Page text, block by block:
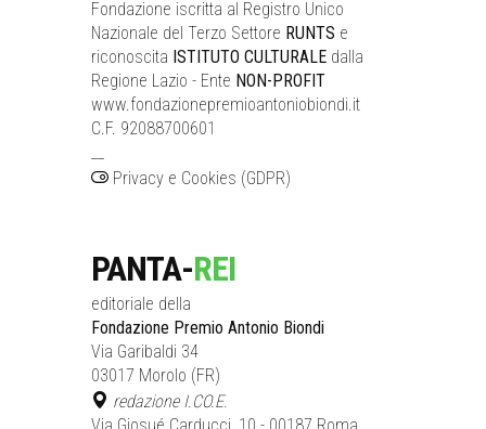
Fondazione iscritta al Registro Unico
Nazionale del Terzo Settore RUNTS e
riconoscita ISTITUTO CULTURALE dalla
Regione Lazio - Ente NON-PROFIT
www.fondazionepremioantoniobiondi.it
C.F. 92088700601
Privacy e Cookies (GDPR)
PANTA-REI
editoriale della
Fondazione Premio Antonio Biondi
Via Garibaldi 34
03017 Morolo (FR)
redazione I.CO.E.
Via Giosué Carducci, 10 - 00187 Roma